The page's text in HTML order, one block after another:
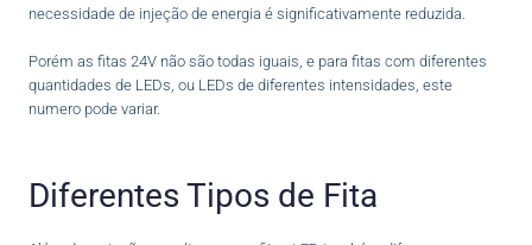
necessidade de injeção de energia é significativamente reduzida.
Porém as fitas 24V não são todas iguais, e para fitas com diferentes
quantidades de LEDs, ou LEDs de diferentes intensidades, este
numero pode variar.
Diferentes Tipos de Fita